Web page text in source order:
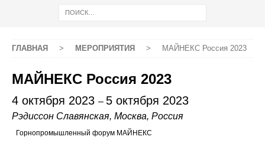
ГЛАВНАЯ > МЕРОПРИЯТИЯ > МАЙНЕКС Россия 2023
МАЙНЕКС Россия 2023
4 октября 2023 – 5 октября 2023
Рэдиссон Славянская, Москва, Россия
Горнопромышленный форум МАЙНЕКС